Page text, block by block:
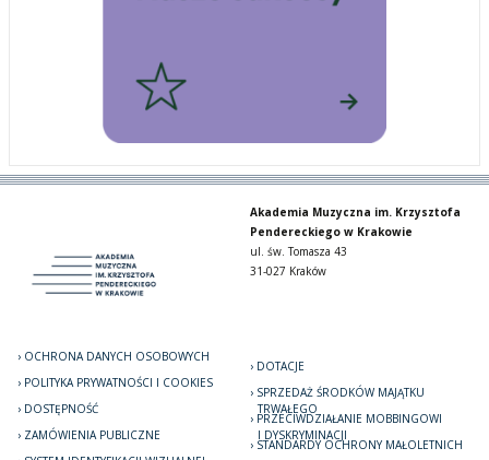
Akademia Muzyczna im. Krzysztofa
Pendereckiego w Krakowie
ul. św. Tomasza 43
31-027 Kraków
OCHRONA DANYCH OSOBOWYCH
POLITYKA PRYWATNOŚCI I COOKIES
DOSTĘPNOŚĆ
ZAMÓWIENIA PUBLICZNE
DOTACJE
SPRZEDAŻ ŚRODKÓW MAJĄTKU
TRWAŁEGO
PRZECIWDZIAŁANIE MOBBINGOWI
I DYSKRYMINACJI
STANDARDY OCHRONY MAŁOLETNICH